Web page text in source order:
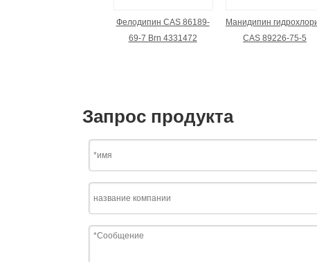
Фелодипин CAS 86189-
69-7 Brn 4331472
Манидипин
CAS 89226-75-5
Запрос продукта